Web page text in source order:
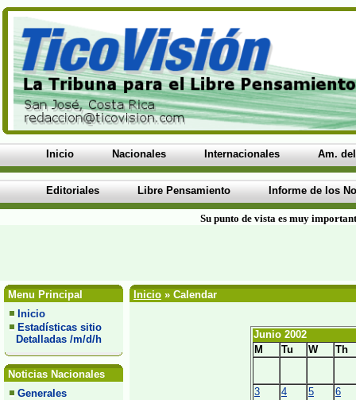
Inicio Nacionales Internacionales Am.
Editoriales Libre Pensamiento Informe de los
Su punto de vista es muy
Menu Principal
Inicio
Estadísticas sitio
Detalladas /m/d/h
Noticias Nacionales
Generales
Inicio » Calendar
Junio 2002
M
Tu W Th
3 4 5 6